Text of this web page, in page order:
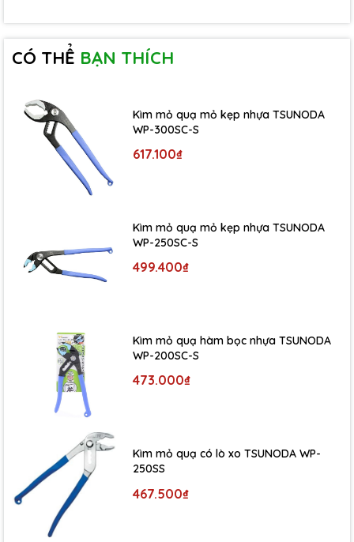
CÓ THỂ BẠN THÍCH
Kìm mỏ quạ mỏ kẹp nhựa TSUNODA
WP-300SC-S
617.100₫
Kìm mỏ quạ mỏ kẹp nhựa TSUNODA
WP-250SC-S
499.400₫
Kìm mỏ quạ hàm bọc nhựa TSUNODA
WP-200SC-S
473.000₫
Kìm mỏ quạ có lò xo TSUNODA WP-
250SS
467.500₫